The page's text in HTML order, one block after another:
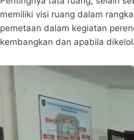
memiliki visi ruang dalam
pemetaan dalam kegiatan
kembangkan dan apabila